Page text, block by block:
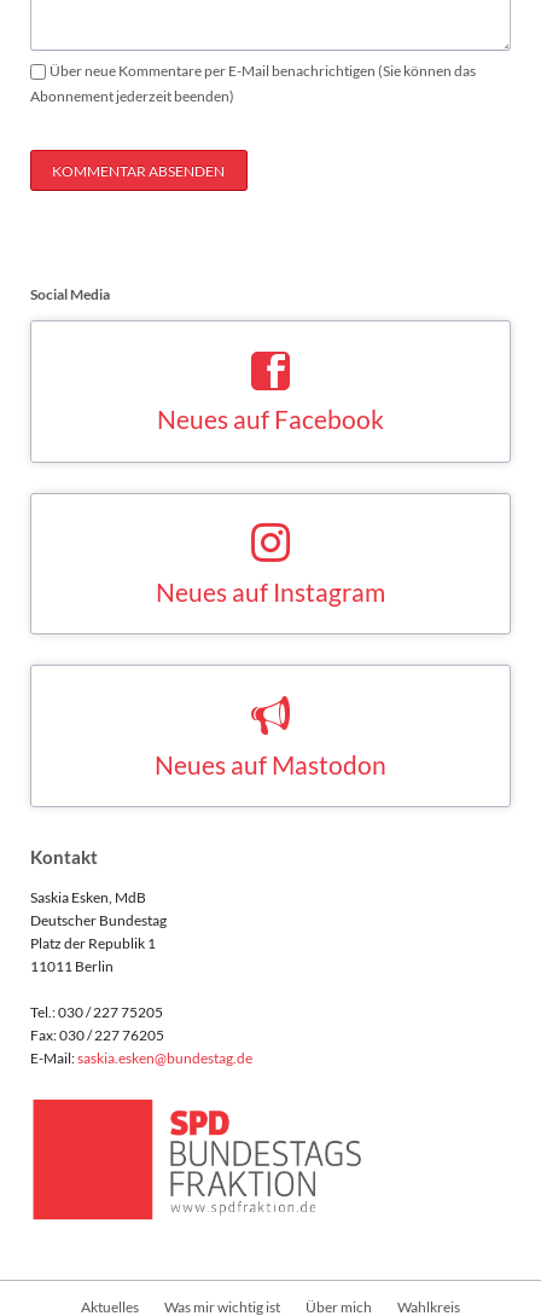
Über neue Kommentare per E-Mail benachrichtigen (Sie können das
Abonnement jederzeit beenden)
KOMMENTAR ABSENDEN
Social Media
Kontakt
Saskia Esken, MdB
Deutscher Bundestag
Platz der Republik 1
11011 Berlin
Tel.: 030 / 227 75205
Fax: 030 / 227 76205
E-Mail:saskia.esken@bundestag.de
Navigation
Aktuelles Was mir wichtig ist Über mich Wahlkreis